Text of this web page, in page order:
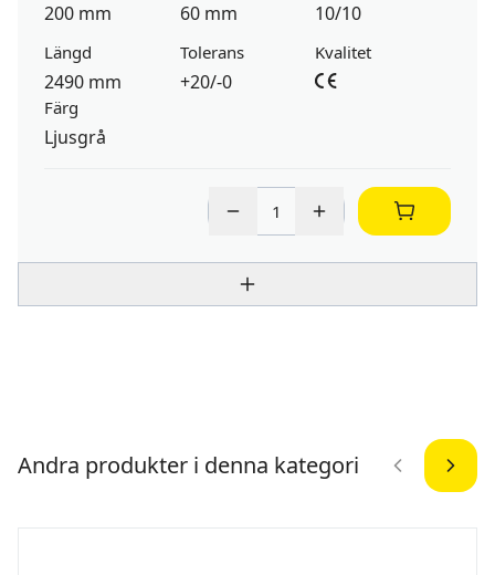
200 mm 60 mm 10/10
Längd
2490 mm
Tolerans
+20/-0
Kvalitet
Färg
Ljusgrå
Andra produkter i denna kategori